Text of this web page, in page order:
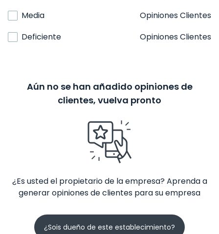
Media
Opiniones Clientes
Deficiente
Opiniones Clientes
Aún no se han añadido opiniones de
clientes, vuelva pronto
¿Es usted el propietario de la empresa? Aprenda a
generar opiniones de clientes para su empresa
¿Sois dueño de este establecimiento?